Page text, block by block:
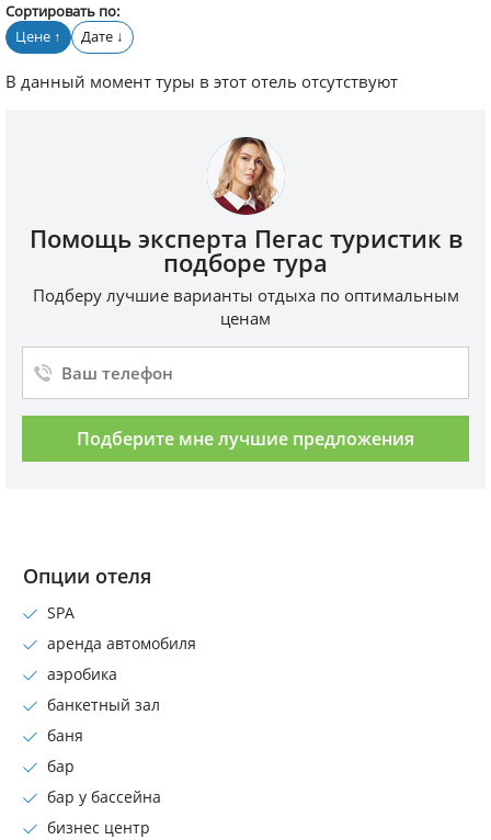
Сортировать по:
Цене ↑ Дате ↓
В данный момент туры в этот отель отсутствуют
Помощь эксперта Пегас туристик в
подборе тура
Подберу лучшие варианты отдыха по оптимальным
ценам
Подберите мне лучшие предложения
Опции отеля
SPA
аренда автомобиля
аэробика
банкетный зал
баня
бар
бар у бассейна
бизнес центр